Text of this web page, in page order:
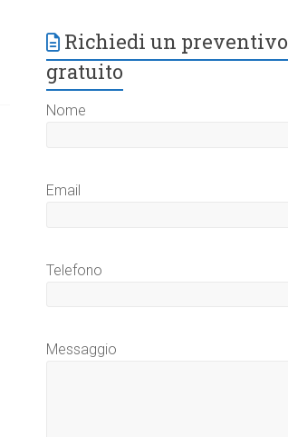
Richiedi un preventivo
gratuito
Nome
Email
Telefono
Messaggio